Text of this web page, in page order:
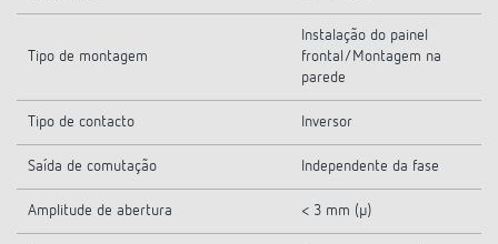
Tipo de montagem
Instalação do painel
frontal/Montagem na
parede
Tipo de contacto Inversor
Saída de comutação Independente da fase
Amplitude de abertura < 3 mm (µ)